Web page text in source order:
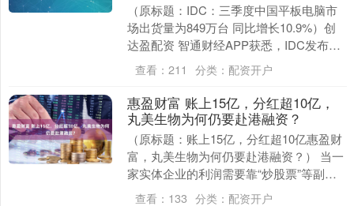
（原标题：IDC：三季度中国平板电脑市
场出货量为849万台 同比增长10.9%）创
达盈配资 智通财经APP获悉，IDC发布的
2025年第三季度中国平板电脑市场季....
查看： 211 分类： 配资开户
惠盈财富 账上15亿，分红超10亿，
丸美生物为何仍要赴港融资？
（原标题：账上15亿，分红超10亿惠盈财
富，丸美生物为何仍要赴港融资？） 当一
家实体企业的利润需要靠“炒股票”等副业
来填补主业缺口时，其商业模式的健康度
查看： 133 分类： 配资开户